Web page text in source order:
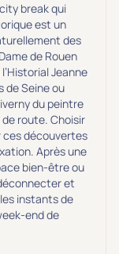
break qui
est un
des
de Rouen
Jeanne
de Seine ou
du peintre
route. Choisir
ces découvertes
Après une
bien-être ou
et
instants de
end de